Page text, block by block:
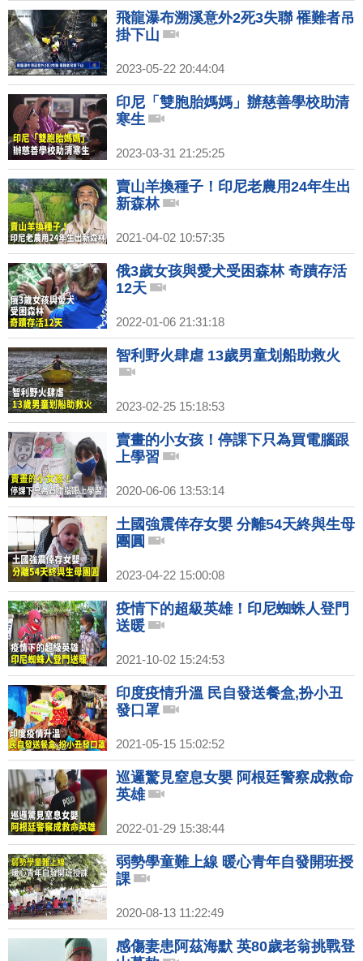
飛龍瀑布溯溪意外2死3失聯 罹難者吊
掛下山
2023-05-22 20:44:04
印尼「雙胞胎媽媽」辦慈善學校助清
寒生
2023-03-31 21:25:25
賣山羊換種子！印尼老農用24年生出
新森林
2021-04-02 10:57:35
俄3歲女孩與愛犬受困森林 奇蹟存活
12天
2022-01-06 21:31:18
智利野火肆虐 13歲男童划船助救火
2023-02-25 15:18:53
賣畫的小女孩！停課下只為買電腦跟
上學習
2020-06-06 13:53:14
土國強震倖存女嬰 分離54天終與生母
團圓
2023-04-22 15:00:08
疫情下的超級英雄！印尼蜘蛛人登門
送暖
2021-10-02 15:24:53
印度疫情升溫 民自發送餐盒,扮小丑
發口罩
2021-05-15 15:02:52
巡邏驚見窒息女嬰 阿根廷警察成救命
英雄
2022-01-29 15:38:44
弱勢學童難上線 暖心青年自發開班授
課
2020-08-13 11:22:49
感傷妻患阿茲海默 英80歲老翁挑戰登